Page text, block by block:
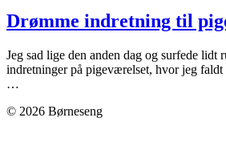
Drømme indretning til
Jeg sad lige den anden dag og surfede lidt
indretninger på pigeværelset, hvor jeg
…
© 2026 Børneseng